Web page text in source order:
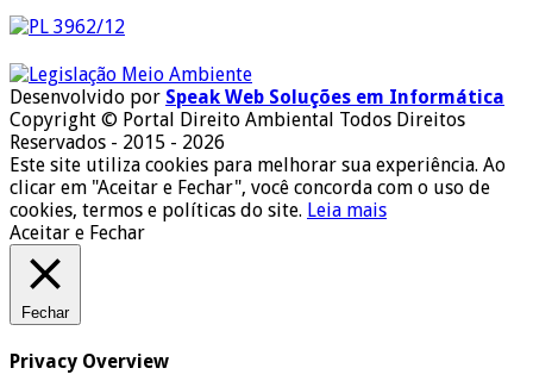
Desenvolvido por Speak Web Soluções em Informática
Copyright © Portal Direito Ambiental Todos Direitos
Reservados - 2015 - 2026
Este site utiliza cookies para melhorar sua experiência. Ao
clicar em "Aceitar e Fechar", você concorda com o uso de
cookies, termos e políticas do site. Leia mais
Aceitar e Fechar
Fechar
Privacy Overview